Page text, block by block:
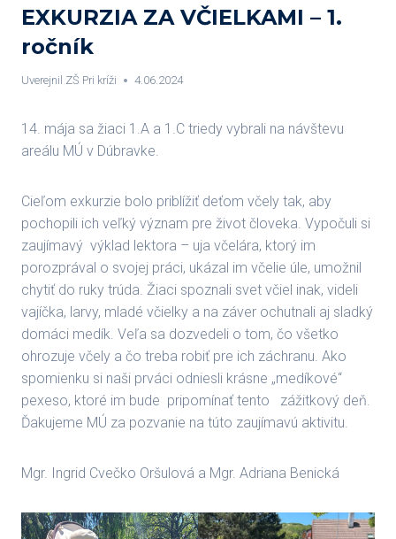
EXKURZIA ZA VČIELKAMI – 1.
ročník
Uverejnil ZŠ Pri kríži 4.06.2024
14. mája sa žiaci 1.A a 1.C triedy vybrali na návštevu
areálu MÚ v Dúbravke.
Cieľom exkurzie bolo priblížiť deťom včely tak, aby
pochopili ich veľký význam pre život človeka. Vypočuli si
zaujímavý výklad lektora – uja včelára, ktorý im
porozprával o svojej práci, ukázal im včelie úle, umožnil
chytiť do ruky trúda. Žiaci spoznali svet včiel inak, videli
vajíčka, larvy, mladé včielky a na záver ochutnali aj sladký
domáci medík. Veľa sa dozvedeli o tom, čo všetko
ohrozuje včely a čo treba robiť pre ich záchranu. Ako
spomienku si naši prváci odniesli krásne „medíkové“
pexeso, ktoré im bude pripomínať tento zážitkový deň.
Ďakujeme MÚ za pozvanie na túto zaujímavú aktivitu.
Mgr. Ingrid Cvečko Oršulová a Mgr. Adriana Benická